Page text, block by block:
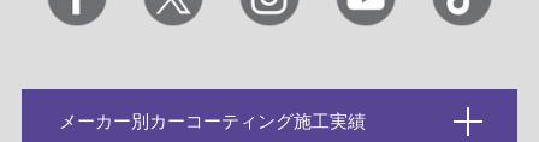
メーカー別カーコーティング施工実績